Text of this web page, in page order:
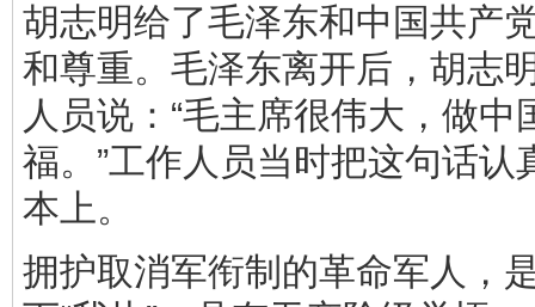
胡志明给了毛泽东和中国共产
和尊重。毛泽东离开后，胡志
人员说：“毛主席很伟大，做中
福。”工作人员当时把这句话认
本上。
拥护取消军衔制的革命军人，